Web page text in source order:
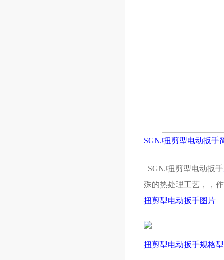
SGNJ扭剪型电动扳手
SGNJ扭剪型电动扳手
殊的热处理工艺，，
扭剪型电动扳手图片
扭剪型电动扳手规格